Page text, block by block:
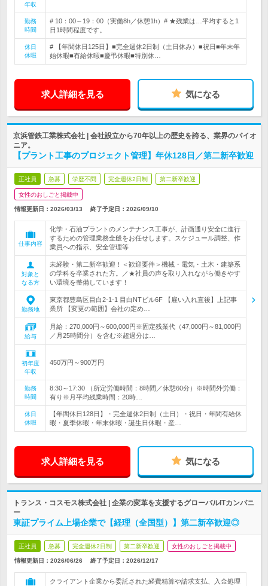
年収
勤務
時間
# 10：00～19：00（実働8h／休憩1h）# ★残業は…平均すると1
日1時間程度です。
休日
休暇
# 【年間休日125日】■完全週休2日制（土日休み）■祝日■年末年
始休暇■有給休暇■慶弔休暇■特別休…
求人詳細を見る 気になる
京浜管鉄工業株式会社 | 会社設立から70年以上の歴史を誇る、業界のパイオ
ニア。
【プラント工事のプロジェクト管理】年休128日／第二新卒歓迎
正社員 急募 学歴不問 完全週休2日制 第二新卒歓迎
女性のおしごと掲載中
情報更新日：2026/03/13 終了予定日： 2026/09/10
仕事内容
化学・石油プラントのメンテナンス工事が、計画通り安全に進行
するための管理業務全般をお任せします。スケジュール調整、作
業員への指示、安全管理等
対象と
なる方
未経験・第二新卒歓迎！＜歓迎要件＞機械・電気・土木・建築系
の学科を卒業された方。／★社員の声を取り入れながら働きやす
い環境を整備しています！
勤務地
東京都豊島区目白2-1-1 目白NTビル6F 【雇い入れ直後】上記事
業所 【変更の範囲】会社の定め…
給与
月給：270,000円～600,000円※固定残業代（47,000円～81,000円
／月25時間分）を含む※超過分は…
初年度
年収
450万円～900万円
勤務
時間
8:30～17:30 （所定労働時間：8時間／休憩60分）※時間外労働：
有り※月平均残業時間：20時…
休日
休暇
【年間休日128日】・完全週休2日制（土日）・祝日・年間有給休
暇・夏季休暇・年末休暇・誕生日休暇・産…
求人詳細を見る 気になる
トランス・コスモス株式会社 | 企業の変革を支援するグローバルITカンパニ
ー
東証プライム上場企業で【経理（全国型）】第二新卒歓迎◎
正社員 急募 完全週休2日制 第二新卒歓迎 女性のおしごと掲載中
情報更新日：2026/06/26 終了予定日： 2026/12/17
クライアント企業から委託された経費精算や請求支払、入金処理